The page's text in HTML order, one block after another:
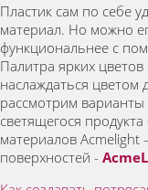
Пластик сам по себе
материал. Но можно
функциональнее с
Палитра ярких
наслаждаться
рассмотрим
светящегося
материалов Acmelight
поверхностей -